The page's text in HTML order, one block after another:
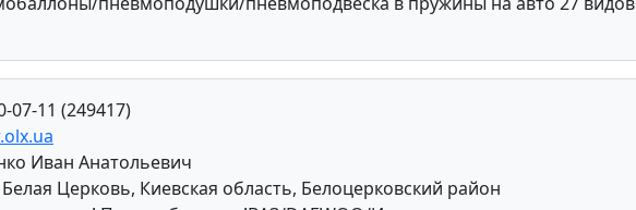
07-11 (249417)
Иван Анатольевич
Белая Церковь, Киевская область, Белоцерковский район